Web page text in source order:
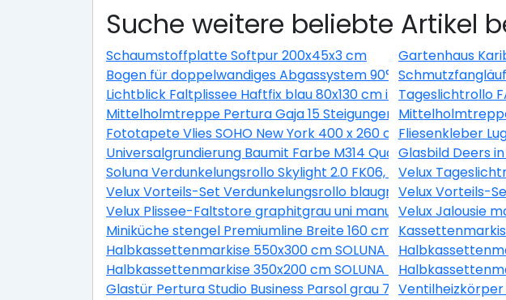
Suche weitere beliebte Artikel
Schaumstoffplatte Softpur 200x45x3 cm Gartenhaus
Bogen für doppelwandiges Abgassystem 90° FU DN130
Lichtblick Faltplissee Haftfix blau 80x130 cm inkl. Saugnäpfe
Tageslichtrollo
Mittelholmtreppe Pertura Gaja 15 Steigungen Weiß/Buche-
Fototapete Vlies SOHO New York 400 x 260 cmFliesenkleber
Universalgrundierung Baumit Farbe M314 Quarzgrund 15 kg
Glasbild Deers
Soluna Verdunkelungsrollo Skylight 2.0 FK06, weiß, 49x99 cm
Velux
Velux Vorteils-Set Verdunkelungsrollo blaugrau uni und
Velux Vorteils-
Velux Plissee-Faltstore graphitgrau uni manuell FHL MK08
Velux Jalousie
Miniküche stengel Premiumline Breite 160 cm MPGS160 KS
Halbkassettenmarkise 550x300 cm SOLUNA ohne Motor Dessin
Halbkassettenmarkise 350x200 cm SOLUNA mit Motor Dessin
Glastür Pertura Studio Business Parsol grau 709x2097x8 mm
Ventilheizkörper